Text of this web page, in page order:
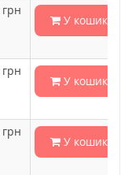
грн
У кошик
грн
У кошик
грн
У кошик